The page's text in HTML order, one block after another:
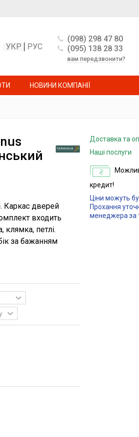
РУС
УКР
(098) 298 47 80
(095) 138 28 33
вам передзвонити?
НОВИНИ КОМПАНІЇ
Каркас дверей
входить
клямка, петлі.
за бажанням
Доставка та
Наші послуги
кредит!
Ціни можуть
Прохання
менеджера за